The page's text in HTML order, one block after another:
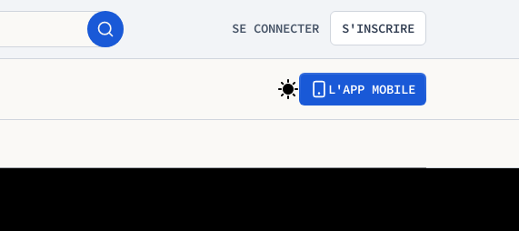
SE CONNECTER S'INSCRIRE
L'APP MOBILE